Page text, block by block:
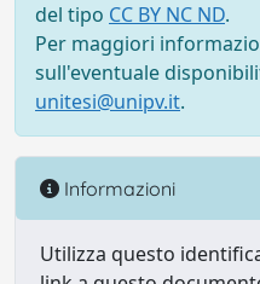
del tipo CC BY NC ND.
Per maggiori
sull'eventuale
unitesi@unipv.it.
Informazioni
Utilizza questo